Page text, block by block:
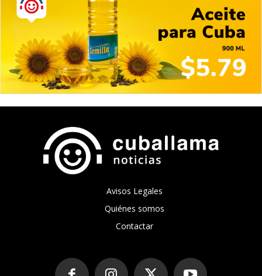
Avisos Legales
Quiénes somos
Contactar